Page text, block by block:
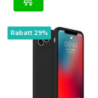
Rabatt 29%